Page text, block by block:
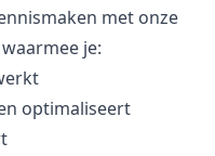
met onze
je:
optimaliseert